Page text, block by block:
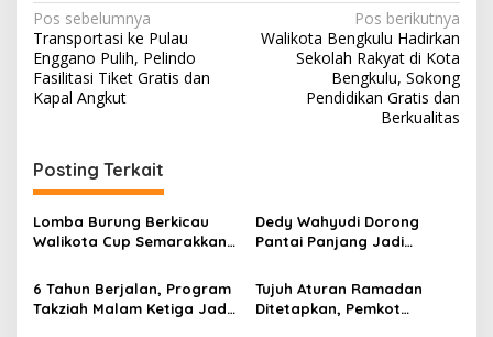
Navigasi
pos
Pos sebelumnya
Transportasi ke Pulau
Enggano Pulih, Pelindo
Fasilitasi Tiket Gratis dan
Kapal Angkut
Pos berikutnya
Walikota Bengkulu Hadirkan
Sekolah Rakyat di Kota
Bengkulu, Sokong
Pendidikan Gratis dan
Berkualitas
Posting Terkait
Lomba Burung Berkicau
Walikota Cup Semarakkan
Sukses
Dedy Wahyudi Dorong
Pantai Panjang Jadi
Penataan Berkelanjutan
6 Tahun Berjalan, Program
Takziah Malam Ketiga Jadi
Tujuh Aturan Ramadan
Ditetapkan, Pemkot